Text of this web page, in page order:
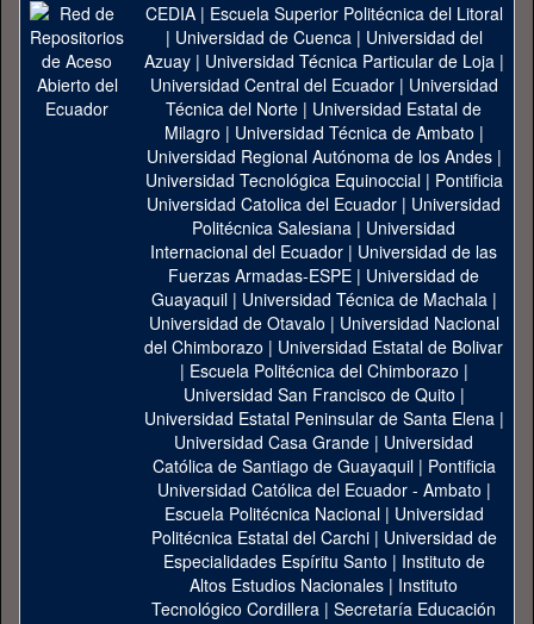
CEDIA| Escuela Superior Politécnica del Litoral
| Universidad de Cuenca| Universidad del
Azuay| Universidad Técnica Particular de Loja|
Universidad Central del Ecuador| Universidad
Técnica del Norte | Universidad Estatal de
Milagro | Universidad Técnica de Ambato |
Universidad Regional Autónoma de los Andes|
Universidad Tecnológica Equinoccial| Pontificia
Universidad Catolica del Ecuador | Universidad
Politécnica Salesiana | Universidad
Internacional del Ecuador | Universidad de las
Fuerzas Armadas-ESPE | Universidad de
Guayaquil| Universidad Técnica de Machala|
Universidad de Otavalo | Universidad Nacional
del Chimborazo | Universidad Estatal de Bolivar
| Escuela Politécnica del Chimborazo |
Universidad San Francisco de Quito |
Universidad Estatal Peninsular de Santa Elena|
Universidad Casa Grande | Universidad
Católica de Santiago de Guayaquil| Pontificia
Universidad Católica del Ecuador - Ambato |
Escuela Politécnica Nacional| Universidad
Politécnica Estatal del Carchi| Universidad de
Especialidades Espíritu Santo | Instituto de
Altos Estudios Nacionales | Instituto
Tecnológico Cordillera | Secretaría Educación